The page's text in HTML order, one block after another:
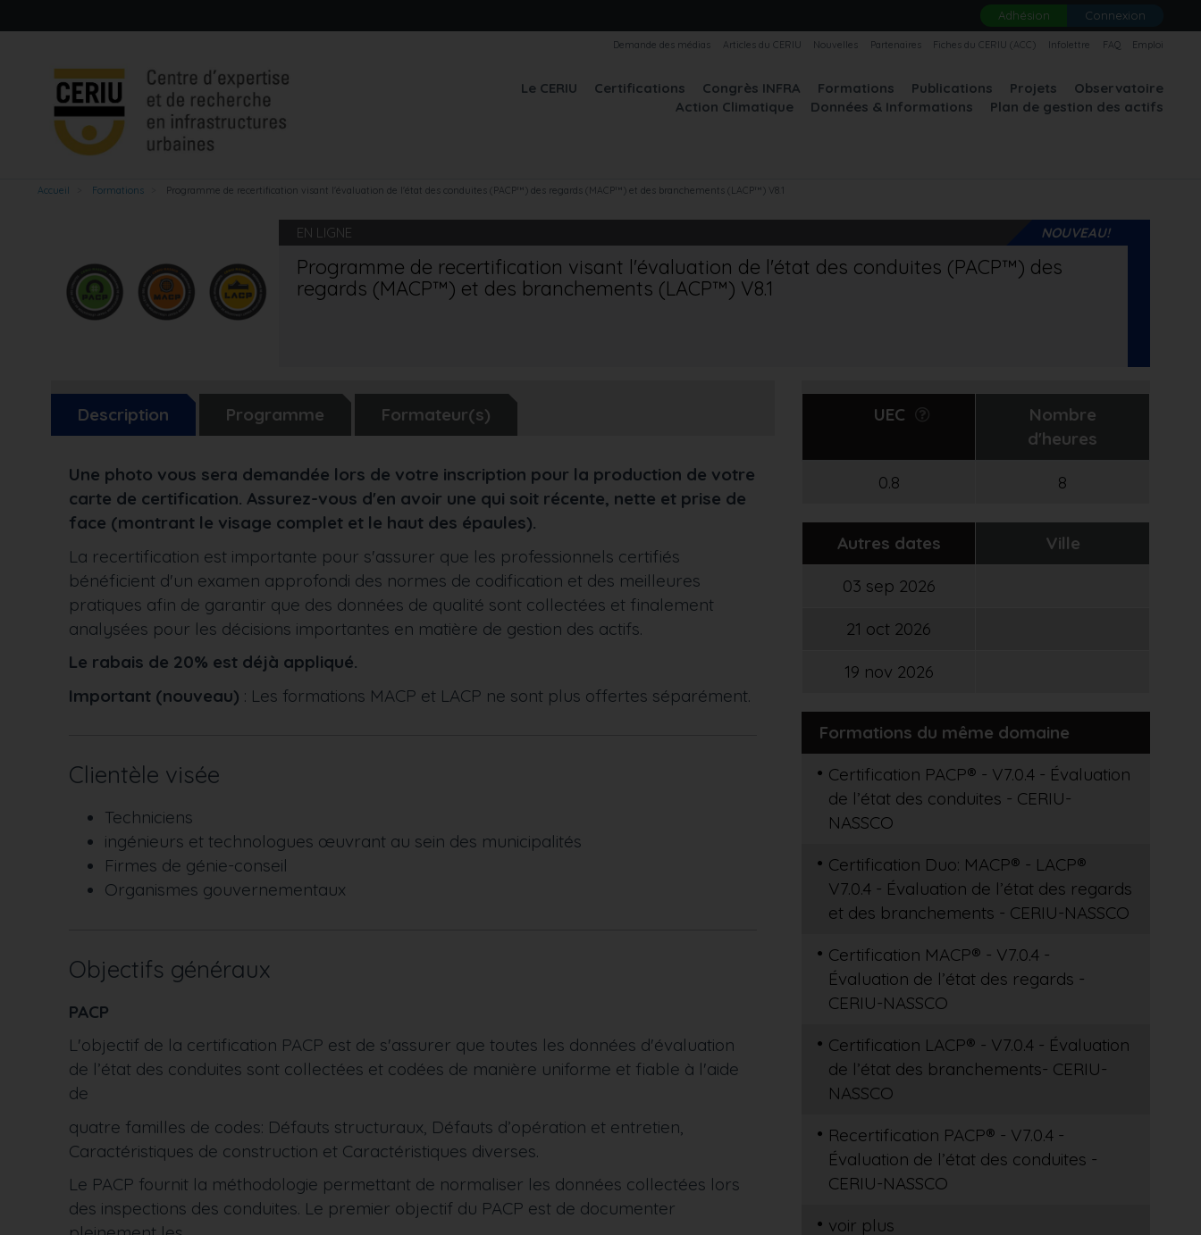
au
Adhésion Connexion
Demande des médias Articles du CERIU Nouvelles Partenaires Fiches du CERIU (ACC) Infolettre FAQ Emploi
Le CERIU Certifications Congrès INFRA Formations Publications Projets
Observatoire
Action Climatique
Données & Informations Plan de gestion des actifs
Accueil Formations Programme de recertification visant l'évaluation de l'état des conduites (PACP™) des regards (MACP™) et des branchements (LACP™) V8.1
EN LIGNE NOUVEAU!
Programme de recertification visant l'évaluation de l'état des conduites (PACP™) des
regards (MACP™) et des branchements (LACP™) V8.1
Description Programme Formateur(s)
Une photo vous sera demandée lors de votre inscription pour la production de votre
carte de certification. Assurez-vous d'en avoir une qui soit récente, nette et prise de
face (montrant le visage complet et le haut des épaules).
La recertification est importante pour s'assurer que les professionnels certifiés
bénéficient d'un examen approfondi des normes de codification et des meilleures
pratiques afin de garantir que des données de qualité sont collectées et finalement
analysées pour les décisions importantes en matière de gestion des actifs.
Le rabais de 20% est déjà appliqué.
Important (nouveau) : Les formations MACP et LACP ne sont plus offertes séparément.
Clientèle visée
Techniciens
ingénieurs et technologues œuvrant au sein des municipalités
Firmes de génie-conseil
Organismes gouvernementaux
Objectifs généraux
PACP
L'objectif de la certification PACP est de s'assurer que toutes les données d'évaluation
de l’état des conduites sont collectées et codées de manière uniforme et fiable à l'aide
de
quatre familles de codes: Défauts structuraux, Défauts d’opération et entretien,
Caractéristiques de construction et Caractéristiques diverses.
Le PACP fournit la méthodologie permettant de normaliser les données collectées lors
des inspections des conduites. Le premier objectif du PACP est de documenter
UEC
Nombre
d'heures
0.8 8
Autres dates
Ville
03 sep 2026
21 oct 2026
19 nov 2026
Formations du même domaine
Certification PACP® - V7.0.4 - Évaluation
de l’état des conduites - CERIU-
NASSCO
Certification Duo: MACP® - LACP®
V7.0.4 - Évaluation de l’état des regards
et des branchements - CERIU-NASSCO
Certification MACP® - V7.0.4 -
Évaluation de l’état des regards -
CERIU-NASSCO
Certification LACP® - V7.0.4 - Évaluation
de l’état des branchements- CERIU-
NASSCO
Recertification PACP® - V7.0.4 -
Évaluation de l’état des conduites -
CERIU-NASSCO
voir plus